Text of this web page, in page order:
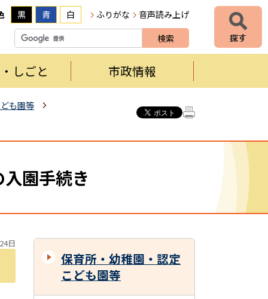
黒 青 白 ふりがな 音声読み上げ
しごと 市政情報
も園等
園手続き
日
保育所・幼稚園・認定
こども園等